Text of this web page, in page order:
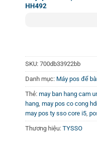
HH492
SKU: 700db33922bb
Danh mục: Máy pos để
Thẻ: may ban hang cam
hang may pos co cong
may pos ty sso core i5
Thương hiệu: TYSSO